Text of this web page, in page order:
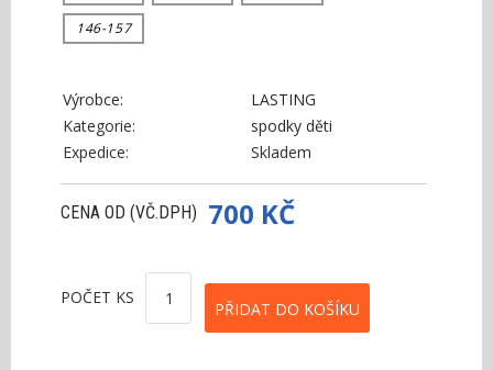
146-157
Výrobce:
LASTING
Kategorie:
spodky děti
Expedice:
Skladem
CENA OD (VČ.DPH) 700 KČ
POČET KS